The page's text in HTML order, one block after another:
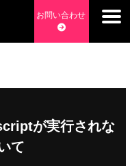
ティング・SEO・ホー
・コーチング チョッピ
お問い合わせ
が実行されな
て